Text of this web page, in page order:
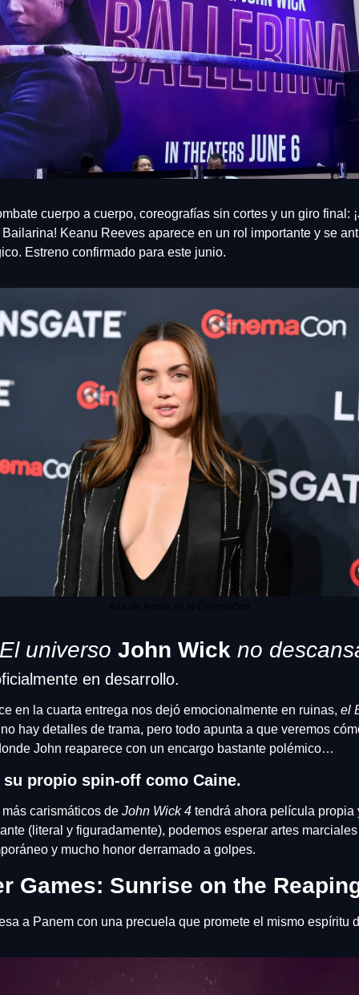
cuerpo a cuerpo, coreografías sin cortes y un giro final:
Keanu Reeves aparece en un rol importante y se
Estreno confirmado para este junio.
Ana de Armas en la CinemaCon
universo John Wick no
en desarrollo.
en la cuarta entrega nos dejó emocionalmente en ruinas, el
hay detalles de trama, pero todo apunta a que veremos
John reaparece con un encargo bastante polémico…
su propio spin-off como Caine.
carismáticos de John Wick 4 tendrá ahora película propia
(literal y figuradamente), podemos esperar artes
y mucho honor derramado a golpes.
Games: Sunrise on the
a Panem con una precuela que promete el mismo espíritu